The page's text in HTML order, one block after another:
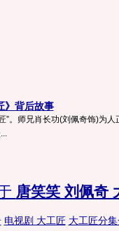
》背后故事
”。师兄肖长功(刘佩奇饰)为
唐笑笑 刘佩奇
电视剧 大工匠 大工匠分